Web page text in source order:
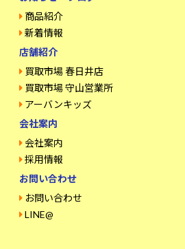
商品紹介
新着情報
店舗紹介
買取市場 春日井店
買取市場 守山営業所
アーバンキッズ
会社案内
会社案内
採用情報
お問い合わせ
お問い合わせ
LINE@